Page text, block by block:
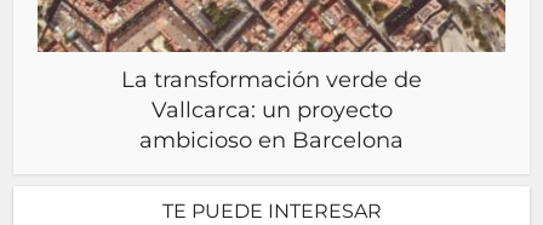
La transformación verde de
Vallcarca: un proyecto
ambicioso en Barcelona
TE PUEDE INTERESAR